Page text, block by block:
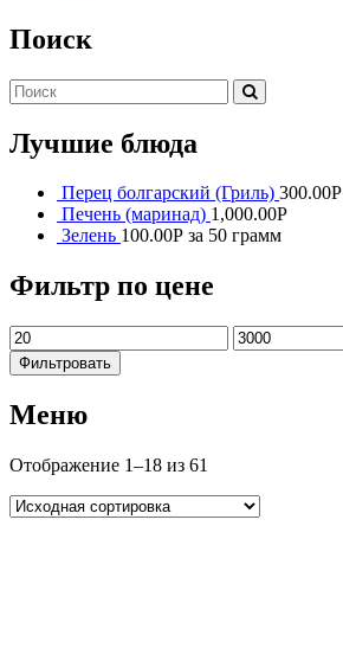
Поиск
Лучшие блюда
Перец болгарский (Гриль) 300.00Р
Печень (маринад) 1,000.00Р
Зелень 100.00Р за 50 грамм
Фильтр по цене
Фильтровать
Меню
Отображение 1–18 из 61